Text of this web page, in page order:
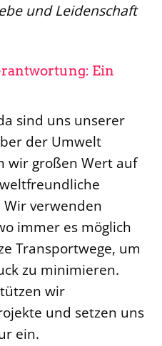
und Leidenschaft
Ein
sind uns unserer
der Umwelt
wir großen Wert auf
verwenden
immer es möglich
Transportwege, um
zu minimieren.
wir
und setzen uns
ein.